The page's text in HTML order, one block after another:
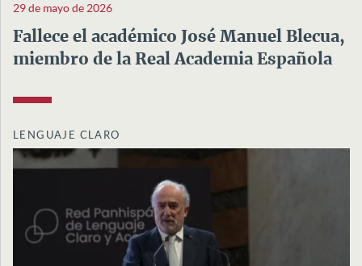
29 de mayo de 2026
Fallece el académico José Manuel Blecua,
miembro de la Real Academia Española
LENGUAJE CLARO